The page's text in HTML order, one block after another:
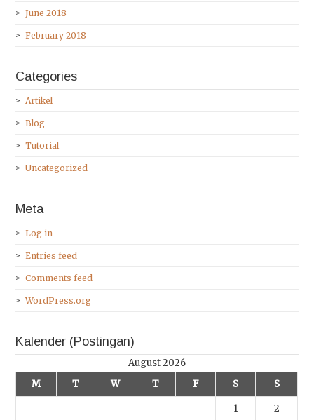
June 2018
February 2018
Categories
Artikel
Blog
Tutorial
Uncategorized
Meta
Log in
Entries feed
Comments feed
WordPress.org
Kalender (Postingan)
August 2026
M
T W T F S S
1 2